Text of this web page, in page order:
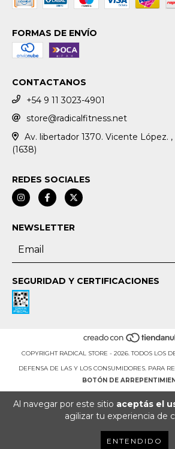
Al navegar por este sitio aceptás el
agilizar tu experiencia de
ENTENDIDO
FORMAS DE ENVÍO
CONTACTANOS
+54 9 11 3023-4901
store@radicalfitness.net
Av. libertador 1370. Vicente López.
(1638)
REDES SOCIALES
NEWSLETTER
SEGURIDAD Y CERTIFICACIONES
COPYRIGHT RADICAL STORE - 2026. TODOS LOS
DEFENSA DE LAS Y LOS CONSUMIDORES. PARA
BOTÓN DE